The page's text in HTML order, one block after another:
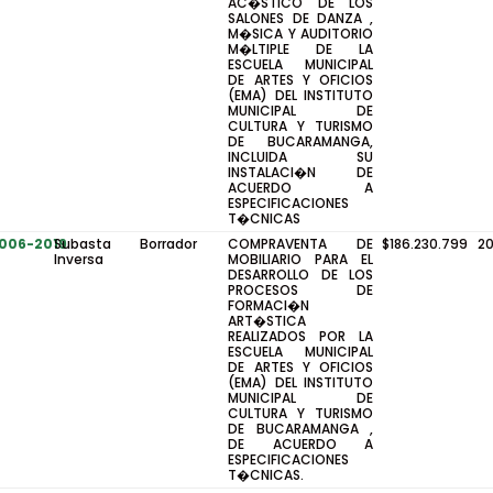
SALONES DE DANZA ,
M�SICA Y AUDITORIO
M�LTIPLE DE LA
ESCUELA MUNICIPAL
DE ARTES Y OFICIOS
(EMA) DEL INSTITUTO
MUNICIPAL DE
CULTURA Y TURISMO
DE BUCARAMANGA,
INCLUIDA SU
INSTALACI�N DE
ACUERDO A
ESPECIFICACIONES
T�CNICAS
2019Subasta
Inversa
Borrador
COMPRAVENTA DE
MOBILIARIO PARA EL
DESARROLLO DE LOS
PROCESOS DE
FORMACI�N
ART�STICA
REALIZADOS POR LA
ESCUELA MUNICIPAL
DE ARTES Y OFICIOS
(EMA) DEL INSTITUTO
MUNICIPAL DE
CULTURA Y TURISMO
DE BUCARAMANGA ,
DE ACUERDO A
ESPECIFICACIONES
T�CNICAS.
$186.230.799